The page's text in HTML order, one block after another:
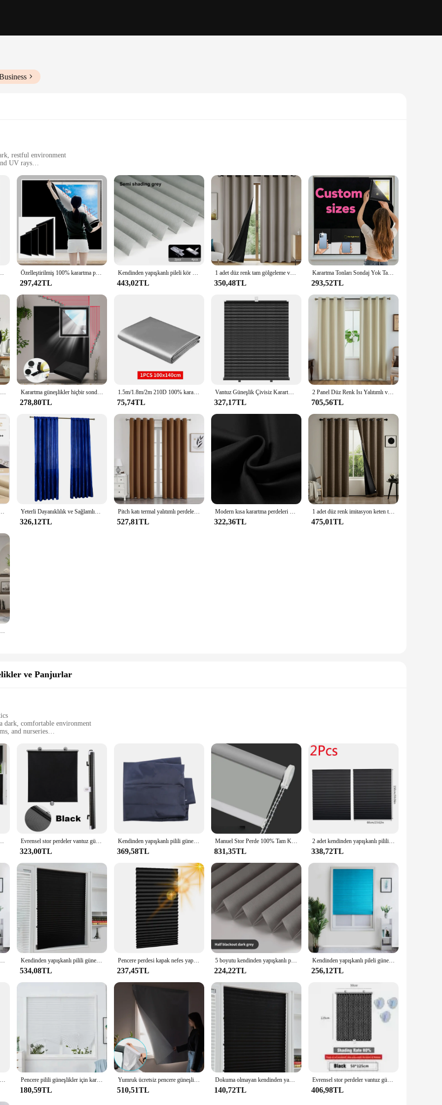
restful environment
UV rays
installation
an unparalleled level of comfort and privacy in any room. The high-quality polyester fabric ensures a soft touch while providing a durable
not only adds a stylish touch to your decor but also helps maintain a consistent temperature within your space, making it perfect for
capability of these curtains is unmatched, allowing you to enjoy a serene and restful environment without any distractions.
to a variety of window sizes and shapes. Whether you have a standard-sized window or a more unique configuration, these curtains
all necessary hardware simplifies the installation process, allowing you to transform your space into a haven of darkness with minimal
decor, making it an excellent choice for both residential and commercial settings.
audience. Whether you're looking to provide a solution for homeowners seeking privacy or businesses looking to enhance their
the option to purchase in sets, they are an ideal choice for both personal use and bulk purchases.
Yatak Odası, Mutfak, Ev Dekorasyonu, Oda Dekorasyonu için Perdeler Özelleştirilmiş 100% karartma perdesi kendinden yapışkanlı taşınabilir seyahat pencere tonları oturma odası yatak odası ev için pencere filmi bez
297,42TL
Kendinden yapışkanlı pileli kör yüksek gölgeleme dokunmamış pencere gölgeliği banyo mutfak balkon Zebra karartma perdesi
443,02TL
1 adet düz renk tam gölgeleme ve güneş koruma 100% karartma perdeleri, yatak odası ve oturma odası gölgeleme perdeleri
350,48TL
Karartma Tonları Sondaj Yok Taşınabilir Karartma Perdeleri Geçici Çıkarılabilir Karartma Perdeleri Pencere Yatak Odası Yurt için Velcro ile
293,52TL
100% Karartma Pencere Perde Paneli Işık Engelleme Örtüsü Siyah Astar ile Odası Karartma Grommet Perde Kapı Kreş Yatak Odası için Karartma güneşlikler hiçbir sondaj seyahat için taşınabilir karartma tonları geçici çıkarılabilir karartma perdeleri pencere yatak odası yurt
278,80TL
1.5m/1.8m/2m 210D 100% karartma perdeleri şerit oturma odası perdesi balkon güneş geçirmez ısı yalıtım gölgeleme bez pencere perde
75,74TL
Vantuz Güneşlik Çivisiz Karartma Perdesi Kurulumu Kolay Pencere Güneş gölgeleme Perdeleri Araba Yatak Odası Mutfak Ofis için
327,17TL
2 Panel Düz Renk Isı Yalıtımlı ve UV Korumalı Karartma Perdeleri - Grommet Üst, Oturma Odası, Yatak Odası için Mükemmel
705,56TL
karartma bölme pencere yatak odası kanca perde yüksek gölgeleme koruma Yeterli Dayanıklılık ve Sağlamlık ile Oda Yarım Karartma Örtüsü Perdeler 1 adet Saf Renk Saten Tül Kapı Pencere Perdesi
326,12TL
Pitch katı termal yalıtımlı perdeler, kararan Grommet, karartma, uzun perdeler, oturma odası, yatak odası pencere, 2 panel seti
527,81TL
Modern kısa karartma perdeleri çocuklar için yatak odası oturma odası Occultant perde mutfak ririyalıtımlı Cortinas ekran
322,36TL
1 adet düz renk imitasyon keten tam karartma ve oturma odası ve yatak odası dekorasyonu için % 100% karartma perdeleri
475,01TL
Grommet Üst Düz Renk Tam Gölgeleme Güneş Koruma 100% Karartma Perdeleri
ve Panjurlar
dark, comfortable environment
and nurseries
saving benefits
crafted to ensure a tranquil and undisturbed environment. The high-quality fabric used in these blackout curtains is not only
to your space. The sleek blackout design is not only stylish but also functional, providing complete darkness when needed. Whether
privacy for your home office, these curtains are your go-to solution.
in your room, making it an energy-efficient choice. The dense fabric construction effectively blocks out sunlight, reducing heat gain
you can enjoy a comfortable living space without the need for excessive air conditioning or heating. The blackout perde's light-
they help maintain a consistent sleep cycle by minimizing light disturbances.
ensures that you can find the perfect fit for any window, from small panes to large expanses. The blackout perde's design
both residential and commercial settings. Additionally, these curtains are available for wholesale and can be sourced from our reliable
kumaş güneşlikler odası karartma tonları için karartma tonları banyo Evrensel stor perdeler vantuz güneşlik karartma perdesi araba yatak odası mutfak ofis pencere güneş gölgeleme perdeleri tırnaksız
323,00TL
Kendinden yapışkanlı pilili güneşlikler yarım karartma pencere perdeleri için mutfak banyo balkon tonları için kahve/ofis pencere
369,58TL
Manuel Stor Perde 100% Tam Karartma Ekonomik Kumaş Perde Ofis Mutfak Yatak Odası Windows için Özelleştirilmiş güneşlikler
831,35TL
2 adet kendinden yapışkanlı pilili karartma panjur dokunmamış katlanır perdeler mutfak banyo balkon tonları ev Windows dekor
338,72TL
Kendinden yapışkanlı pilili güneşlikler yarım karartma pencere perdeleri mutfak banyo balkon tonları kahve/ofis pencere Kendinden yapışkanlı pilili güneşlikler perde perdeleri oturma odası yarım karartma pencere perdeleri banyo balkon tonları
534,08TL
Pencere perdesi kapak nefes yapışkanlı pencere tonları kullanıcı dostu kesilebilir karartma güneşlikler için hiçbir matkap pencere kapağı
237,45TL
5 boyutu kendinden yapışkanlı pilili güneşlikler banyo balkon tonları yarım karartma pencereleri yatak odası oturma odası balkon için perdeler
224,22TL
Kendinden yapışkanlı pileli güneşlikler perdeler oturma odası yarım pencere karartma perdeleri banyo balkon tonları için
256,12TL
2024 yeni geri çekilebilir gölgeleme perde evrensel stor perdeler vantuz güneşlik Nail-free karartma perdesi araba yatak odası için Pencere pilili güneşlikler için karartma kör akülü gölge işık banyo mutfak ofis için filtreleme tonları
180,59TL
Yumruk ücretsiz pencere güneşlik perde taşınabilir seyahat karartma çıkarılabilir çift taraflı gümüş 99% gölgeleme Anti-UV perde
510,51TL
Dokuma olmayan kendinden yapışkanlı pileli jaluziler katlanır perdeler mutfak balkon tonları ev karartma panjur pencereler için dekor
140,72TL
Evrensel stor perdeler vantuz güneşlik Nail-free karartma perdesi araba yatak odası mutfak ofis pencere güneş gölgeleme perdeleri
406,98TL